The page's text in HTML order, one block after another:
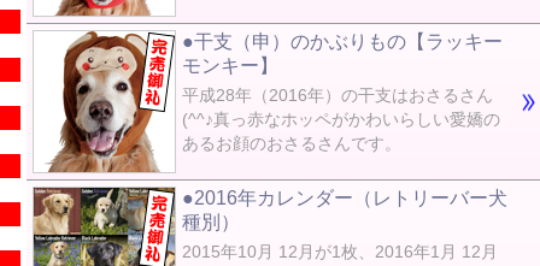
●干支（申）のかぶりもの【ラッキー
モンキー】
平成28年（2016年）の干支はおさるさん
(^^♪真っ赤なホッペがかわいらしい愛嬌の
あるお顔のおさるさんです。
●2016年カレンダー（レトリーバー犬
種別）
2015年10月 12月が1枚、2016年1月 12月